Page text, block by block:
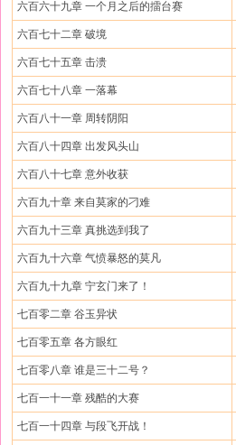
六百六十九章 一个月之后的擂台赛
六百七十二章 破境
六百七十五章 击溃
六百七十八章 一落幕
六百八十一章 周转阴阳
六百八十四章 出发风头山
六百八十七章 意外收获
六百九十章 来自莫家的刁难
六百九十三章 真挑选到我了
六百九十六章 气愤暴怒的莫凡
六百九十九章 宁玄门来了！
七百零二章 谷玉异状
七百零五章 各方眼红
七百零八章 谁是三十二号？
七百一十一章 残酷的大赛
七百一十四章 与段飞开战！